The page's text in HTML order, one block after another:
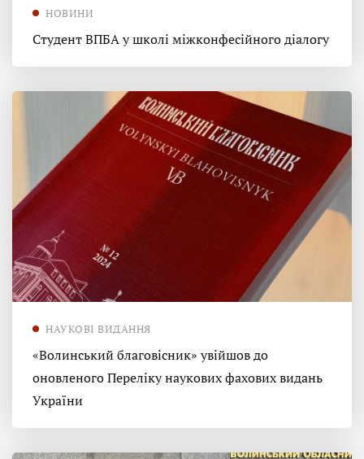
НОВИНИ
Студент ВПБА у школі міжконфесійного діалогу
НАУКОВІ ВИДАННЯ
«Волинський благовісник» увійшов до
оновленого Переліку наукових фахових видань
України